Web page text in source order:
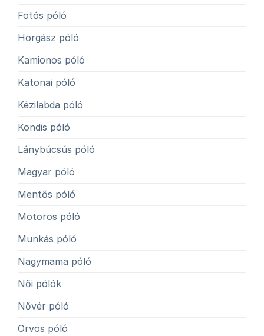
Fotós póló
Horgász póló
Kamionos póló
Katonai póló
Kézilabda póló
Kondis póló
Lánybúcsús póló
Magyar póló
Mentős póló
Motoros póló
Munkás póló
Nagymama póló
Női pólók
Nővér póló
Orvos póló